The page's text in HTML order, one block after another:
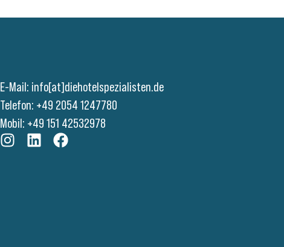
E-Mail: info[at]diehotelspezialisten.de
Telefon: +49 2054 1247780
Mobil: +49 151 42532978